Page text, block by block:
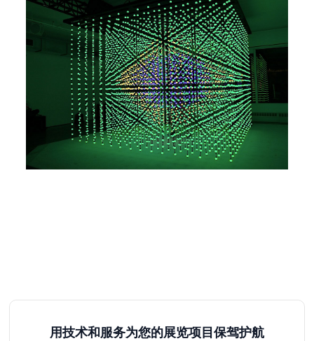
用技术和服务为您的展览项目保驾护航